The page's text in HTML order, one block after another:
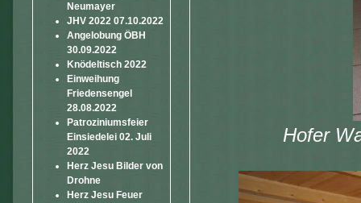
Neumayer
JHV 2022 07.10.2022
Angelobung ÖBH
30.09.2022
Knödeltisch 2022
Einweihung
Friedensengel
28.08.2022
Patroziniumsfeier
Einsiedelei 02. Juli
2022
Herz Jesu Bilder von
Drohne
Herz Jesu Feuer
Hofer